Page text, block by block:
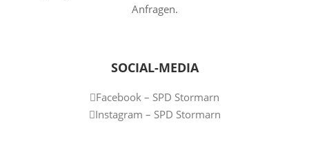
Anfragen.
SOCIAL-MEDIA
Facebook – SPD Stormarn
Instagram – SPD Stormarn